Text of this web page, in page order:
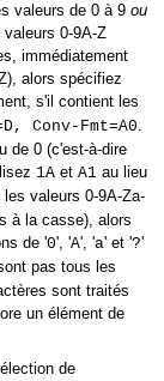
valeurs de 0 à 9 ou
0-9A-Z
immédiatement
alors spécifiez
s'il contient les
Conv-Fmt=A0.
de 0 (c'est-à-dire
1A et A1 au lieu
valeurs 0-9A-Za-
à la casse), alors
de '0', 'A', 'a' et '?'
pas tous les
sont traités
un élément de
de